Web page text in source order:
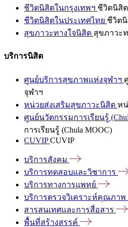
ชีวิตนิสิตในกรุงเทพฯ ชีวิตนิสิ
ชีวิตนิสิตในประเทศไทย ชีวิตนิ
สุขภาวะทางใจนิสิต สุขภาวะ
บริการนิสิต
ศูนย์บริการสุขภาพแห่งจุฬาฯ
จุฬาฯ
หน่วยส่งเสริมสุขภาวะนิสิต ห
ศูนย์นวัตกรรมการเรียนรู้
การเรียนรู้ (Chula MOOC)
CUVIPCUVIP
บริการสังคม
บริการทดสอบและวิชาการ
บริการทางการแพทย์
บริการตรวจวิเคราะห์คุณภาพ
สารสนเทศและการสื่อสาร
พื้นที่สร้างสรรค์